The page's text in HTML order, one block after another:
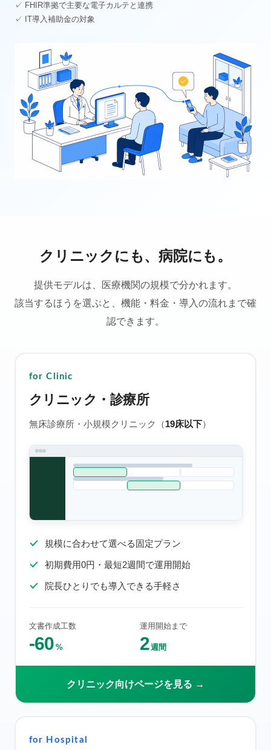
資料請求
オンラインデモ
✓ FHIR準拠で主要な電子カルテと連携
✓ IT導入補助金の対象
クリニックにも、病院にも。
提供モデルは、医療機関の規模で分かれます。
該当するほうを選ぶと、機能・料金・導入の流れまで確
認できます。
for Clinic
クリニック・診療所
無床診療所・小規模クリニック（19床以下）
規模に合わせて選べる固定プラン
初期費用0円・最短2週間で運用開始
院長ひとりでも導入できる手軽さ
文書作成工数
-60 %
運用開始まで
2週間
クリニック向けページを見る →
for Hospital